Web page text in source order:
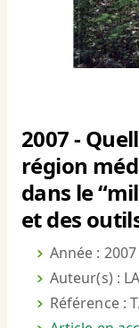
2007 -
région
dans le
et des
Année : 2007
Auteur(s) :
Référence :